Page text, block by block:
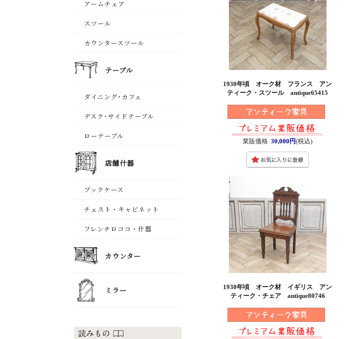
1930年頃 オーク材 フランス アン
ティーク・スツール antique65415
業販価格 30,000円(税込)
1930年頃 オーク材 イギリス アン
ティーク・チェア antique80746